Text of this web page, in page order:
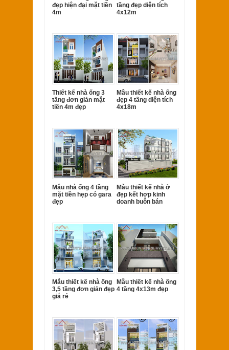
đẹp hiện đại mặt tiền
4m
tầng đẹp diện tích
4x12m
Thiết kế nhà ống 3
tầng đơn giản mặt
tiền 4m đẹp
Mẫu thiết kế nhà ống
đẹp 4 tầng diện tích
4x18m
Mẫu nhà ống 4 tầng
mặt tiền hẹp có gara
đẹp
Mẫu thiết kế nhà ở
đẹp kết hợp kinh
doanh buôn bán
Mẫu thiết kế nhà ống
3,5 tầng đơn giản đẹp
giá rẻ
Mẫu thiết kế nhà ống
4 tầng 4x13m đẹp